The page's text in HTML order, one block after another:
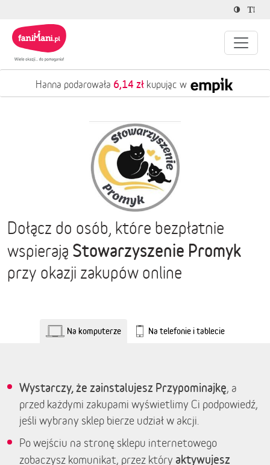
Hanna podarowała 6,14 zł kupując w
Dołącz do osób, które bezpłatnie
wspierają Stowarzyszenie Promyk
przy okazji zakupów online
Na komputerze Na telefonie i tablecie
Wystarczy, że zainstalujesz Przypominajkę, a
przed każdymi zakupami wyświetlimy Ci podpowiedź,
jeśli wybrany sklep bierze udział w akcji.
Po wejściu na stronę sklepu internetowego
zobaczysz komunikat, przez który aktywujesz